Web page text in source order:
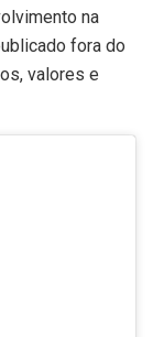
na
fora do
valores e